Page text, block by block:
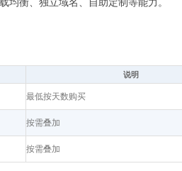
说明
最低按天数购买
按需叠加
按需叠加